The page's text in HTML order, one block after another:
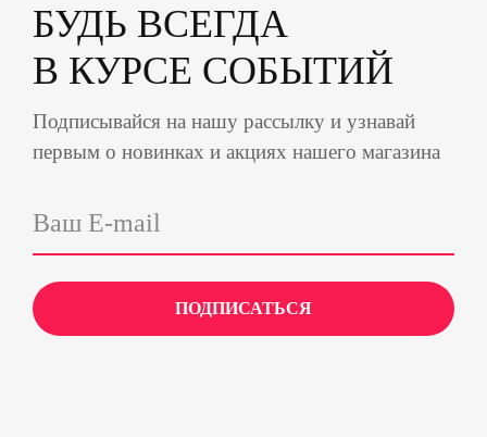
БУДЬ ВСЕГДА
В КУРСЕ СОБЫТИЙ
Подписывайся на нашу рассылку и узнавай
первым о новинках и акциях нашего магазина